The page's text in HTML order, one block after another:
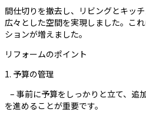
間仕切りを撤去し、リビングとキッチ
広々とした空間を実現しました。こ
ションが増えました。
リフォームのポイント
1. 予算の管理
– 事前に予算をしっかりと立て、追
を進めることが重要です。